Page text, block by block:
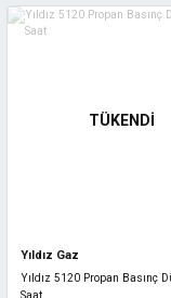
TÜKENDİ
Yıldız Gaz
Yıldız 5120 Propan Basınç
Saat